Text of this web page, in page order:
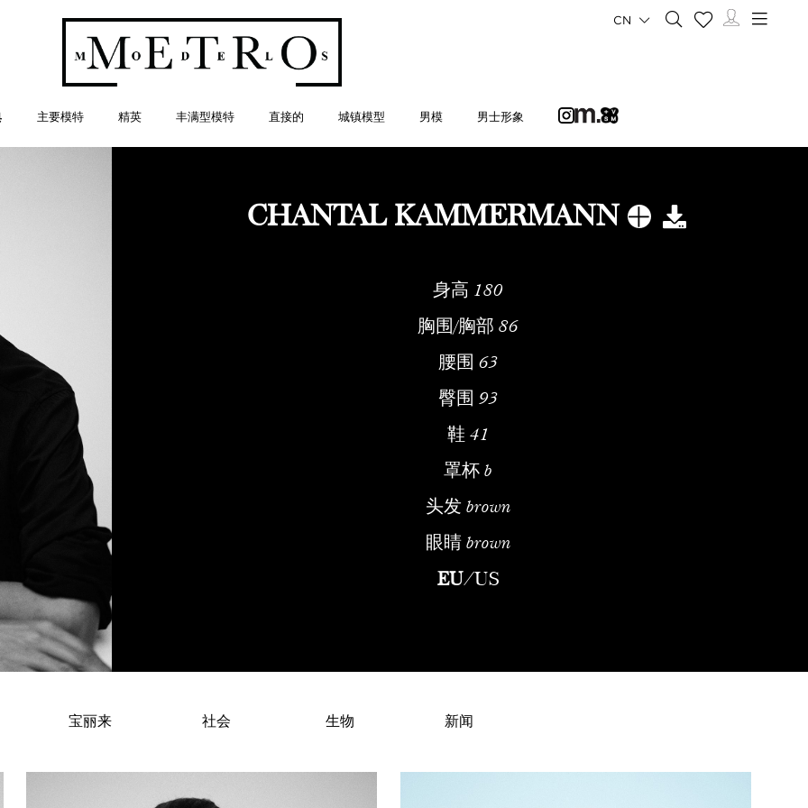
主要模特 精英 丰满型模特 直接的 城镇模型 男模 男士形象
CN
CHANTAL KAMMERMANN
身高 180
胸围/胸部 86
腰围 63
臀围 93
鞋 41
罩杯 b
头发 brown
眼睛 brown
EU/US
Chantal Kammermann – Swiss-Guinean Fashion ModelChantal Kammermann was first
宝丽来 社会 生物 新闻